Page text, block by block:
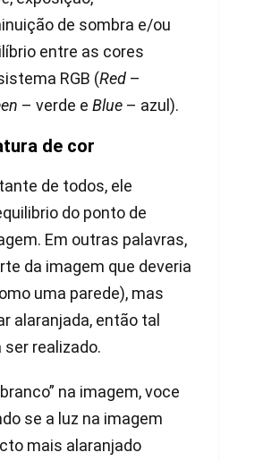
de sombra e/ou
entre as cores
RGB (Red –
– verde e Blue – azul).
de cor
de todos, ele
do ponto de
Em outras palavras,
da imagem que deveria
uma parede), mas
alaranjada, então tal
realizado.
na imagem, voce
se a luz na imagem
mais alaranjado